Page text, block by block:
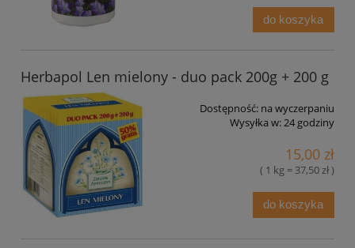
do koszyka
Herbapol Len mielony - duo pack 200g + 200 g
Dostępność: na wyczerpaniu
Wysyłka w:24 godziny
15,00 zł
( 1 kg = 37,50 zł )
do koszyka